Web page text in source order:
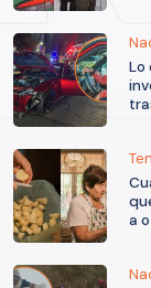
Lo
a